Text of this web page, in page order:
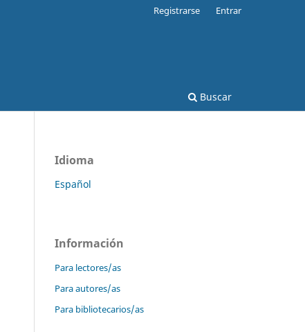
Buscar
Registrarse Entrar
Idioma
Español
Información
Para lectores/as
Para autores/as
Para bibliotecarios/as